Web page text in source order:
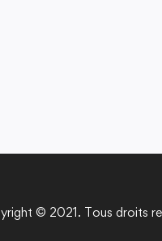
© 2021. Tous droits